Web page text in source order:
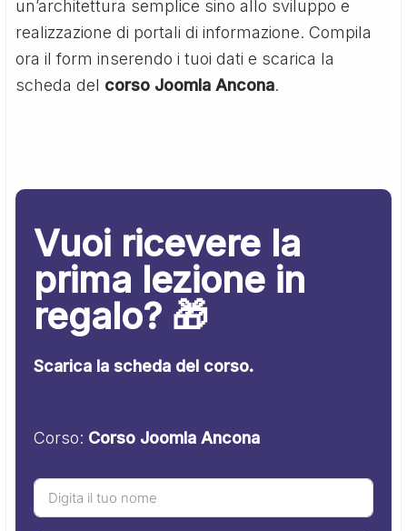
un’architettura semplice sino allo sviluppo e
realizzazione di portali di informazione. Compila
ora il form inserendo i tuoi dati e scarica la
scheda del corso Joomla Ancona.
Vuoi ricevere la
prima lezione in
regalo? 🎁
Scarica la scheda del corso.
Corso: Corso Joomla Ancona